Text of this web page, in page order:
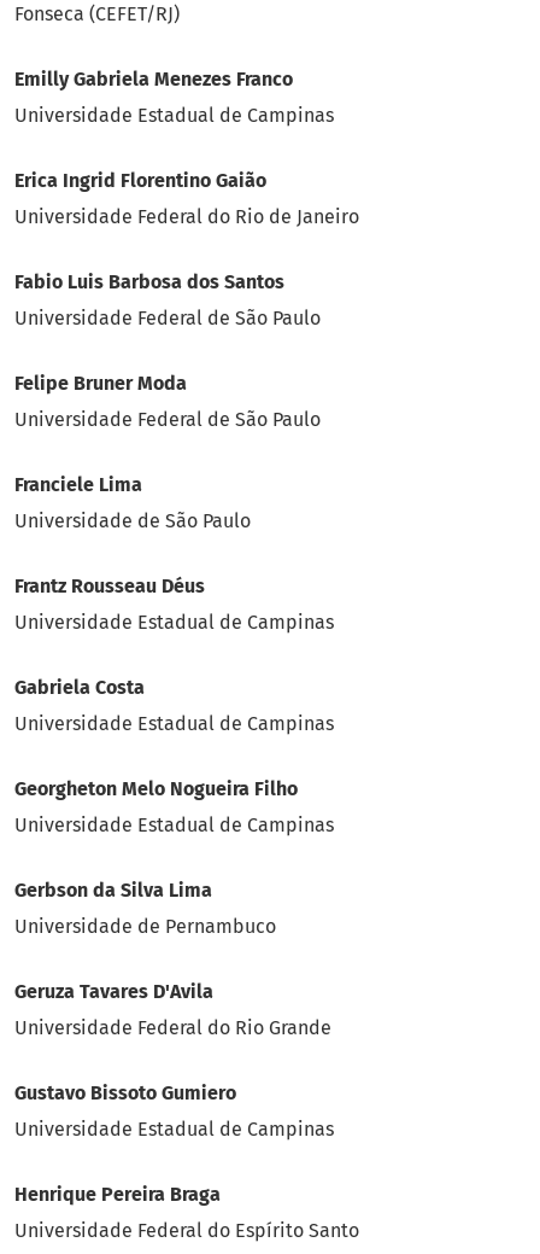
Fonseca (CEFET/RJ)
Emilly Gabriela Menezes Franco
Universidade Estadual de Campinas
Erica Ingrid Florentino Gaião
Universidade Federal do Rio de Janeiro
Fabio Luis Barbosa dos Santos
Universidade Federal de São Paulo
Felipe Bruner Moda
Universidade Federal de São Paulo
Franciele Lima
Universidade de São Paulo
Frantz Rousseau Déus
Universidade Estadual de Campinas
Gabriela Costa
Universidade Estadual de Campinas
Georgheton Melo Nogueira Filho
Universidade Estadual de Campinas
Gerbson da Silva Lima
Universidade de Pernambuco
Geruza Tavares D'Avila
Universidade Federal do Rio Grande
Gustavo Bissoto Gumiero
Universidade Estadual de Campinas
Henrique Pereira Braga
Universidade Federal do Espírito Santo